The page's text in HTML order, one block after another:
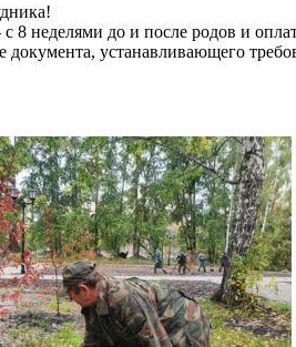
до и после родов и
устанавливающего